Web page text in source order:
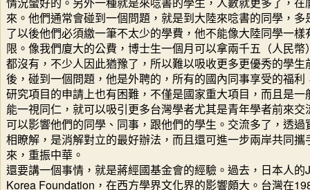
來。他們通常會碰到一個問題，就是到大陸來唸書的同學，
了以後他們必須繳一筆不太少的學費，他不能像大陸同學一
限。像我們廈大的公費，博士生一個月可以拿兩千五（人民
都沒有，不少人因此猶豫了，所以難以吸收更多更優秀的學
後，碰到一個問題，他是外聘的，所有的國內同事享受的福
研究項目的申請上也有困難，不僅是國家重大項目，而且是
能一視同仁，就可以吸引更多台灣學者尤其是青年學者前來
可以影響他們的同學、同事，跟他們的學生。交流多了，透
相瞭解，是消解對立的最好辦法，而且還可進一步兩岸共同
來，重振中華。
還要講一個事情，就是蔣經國基金會的經驗。過去，日本人
Korea Foundation，在西方學界文化界的影響頗大。台灣在